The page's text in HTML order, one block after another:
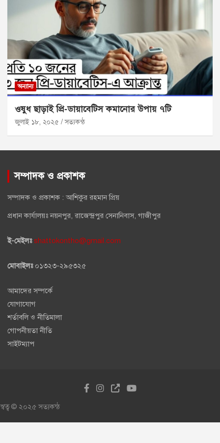
অন্যান্য
ওষুধ ছাড়াই প্রি‑ডায়াবেটিস কমানোর উপায় ৭টি
জুলাই ১৮, ২০২৫ সত্যকন্ঠ
সম্পাদক ও প্রকাশক
সম্পাদক ও প্রকাশক : আশিকুর রহমান প্রিয়
প্রধান কার্যালয়ঃ নয়নপুর, রাজেন্দ্রপুর সেনানিবাস, গাজীপুর
ই-মেইলঃ shattokontho@gmail.com
মোবাইলঃ০১৩২৩-২৯৫৩২৫
আমাদের সম্পর্কে
যোগাযোগ
শর্তাবলি ও নীতিমালা
গোপনীয়তা নীতি
সাইটম্যাপ
স্বত্ব © ২০২৫ সত্যকন্ঠ